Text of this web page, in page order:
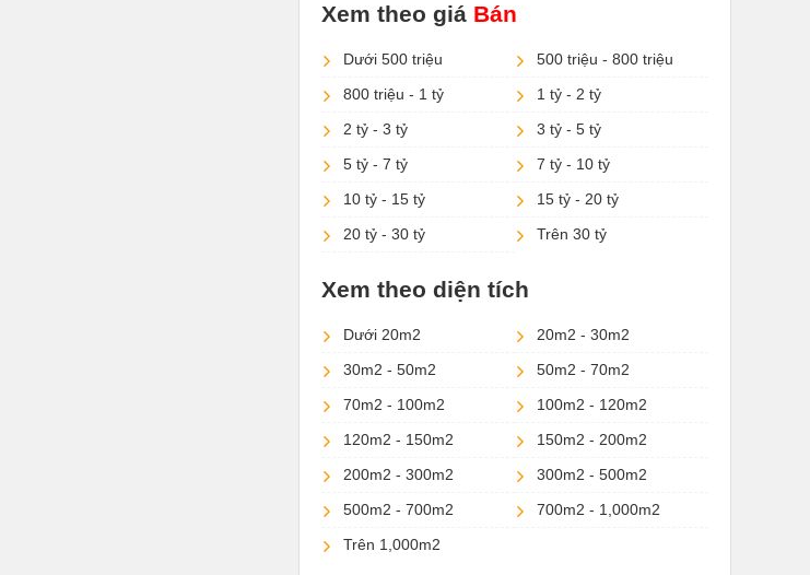
Xem theo giá Bán
Dưới 500 triệu
500 triệu - 800 triệu
800 triệu - 1 tỷ
1 tỷ - 2 tỷ
2 tỷ - 3 tỷ
3 tỷ - 5 tỷ
5 tỷ - 7 tỷ
7 tỷ - 10 tỷ
10 tỷ - 15 tỷ
15 tỷ - 20 tỷ
20 tỷ - 30 tỷ
Trên 30 tỷ
Xem theo diện tích
Dưới 20m2
20m2 - 30m2
30m2 - 50m2
50m2 - 70m2
70m2 - 100m2
100m2 - 120m2
120m2 - 150m2
150m2 - 200m2
200m2 - 300m2
300m2 - 500m2
500m2 - 700m2
700m2 - 1,000m2
Trên 1,000m2